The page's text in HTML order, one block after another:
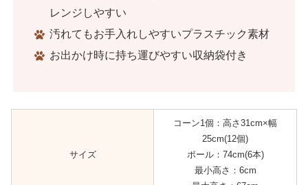
レンジしやすい
汚れてもお手入れしやすいプラスチック素材
お出かけ時に持ち運びやすい収納袋付き
サイズ
コーン1個：高さ31cm×幅
25cm(12個)
ポール：74cm(6本)
最小高さ：6cm